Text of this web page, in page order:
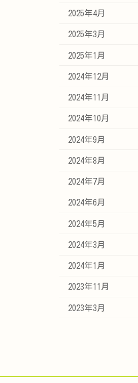
2025年4月
2025年3月
2025年1月
2024年12月
2024年11月
2024年10月
2024年9月
2024年8月
2024年7月
2024年6月
2024年5月
2024年3月
2024年1月
2023年11月
2023年3月